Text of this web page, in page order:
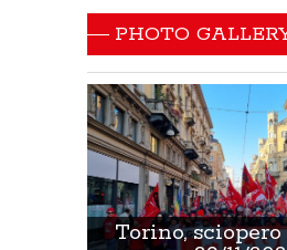
PHOTO
Torino,